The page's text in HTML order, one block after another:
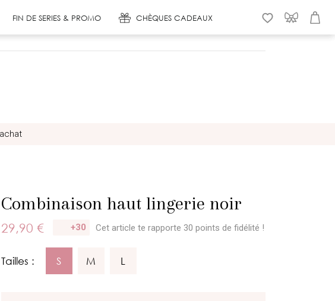
FIN DE SERIES & PROMO CHÈQUES CADEAUX
Combinaison haut lingerie noir
29,90 € +30 Cet article te rapporte 30 points de fidélité !
Tailles : S M L